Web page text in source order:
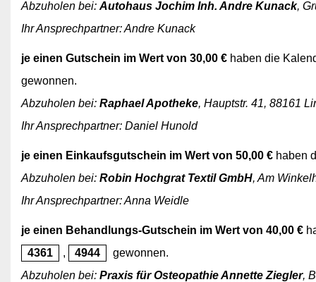
Abzuholen bei: Autohaus Jochim Inh. Andre Kunack,
Ihr Ansprechpartner: Andre Kunack
je einen Gutschein im Wert von 30,00 € haben die
gewonnen.
Abzuholen bei: Raphael Apotheke, Hauptstr. 41, 88161
Ihr Ansprechpartner: Daniel Hunold
je einen Einkaufsgutschein im Wert von 50,00 € haben
Abzuholen bei: Robin Hochgrat Textil GmbH, Am
Ihr Ansprechpartner: Anna Weidle
je einen Behandlungs-Gutschein im Wert von 40,00 €
4361
, 4944
gewonnen.
Abzuholen bei: Praxis für Osteopathie Annette Ziegler,